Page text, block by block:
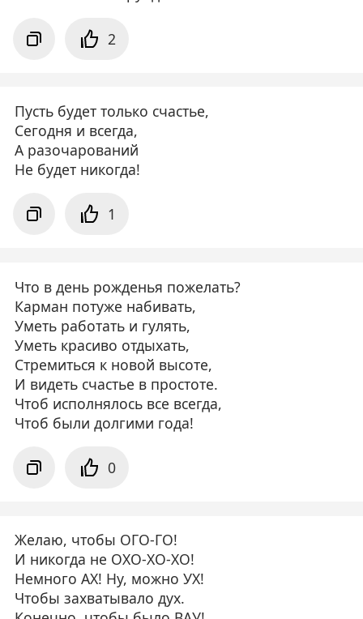
2
Пусть будет только счастье,
Сегодня и всегда,
А разочарований
Не будет никогда!
1
Что в день рожденья пожелать?
Карман потуже набивать,
Уметь работать и гулять,
Уметь красиво отдыхать,
Стремиться к новой высоте,
И видеть счастье в простоте.
Чтоб исполнялось все всегда,
Чтоб были долгими года!
0
Желаю, чтобы ОГО-ГО!
И никогда не ОХО-ХО-ХО!
Немного АХ! Ну, можно УХ!
Чтобы захватывало дух.